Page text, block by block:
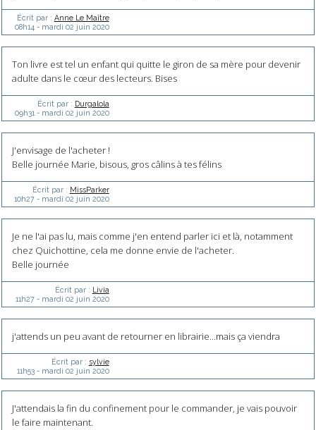
Écrit par : Anne Le Maître
08h14 - mardi 02 juin 2020
Ton livre est tel un enfant qui quitte le giron de sa mère pour devenir
adulte dans le cœur des lecteurs. Bises
Écrit par : Durgalola
09h31 - mardi 02 juin 2020
J'envisage de l'acheter !
Belle journée Marie, bisous, gros câlins à tes félins
Écrit par : MissParker
10h27- mardi 02 juin 2020
Je ne l'ai pas lu, mais comme j'en entend parler ici et là, notamment
chez Quichottine, cela me donne envie de l'acheter.
Belle journée
Écrit par : Livia
11h27- mardi 02 juin 2020
j'attends un peu avant de retourner en librairie...mais ça viendra
Écrit par : sylvie
11h53- mardi 02 juin 2020
J'attendais la fin du confinement pour le commander, je vais pouvoir
le faire maintenant.